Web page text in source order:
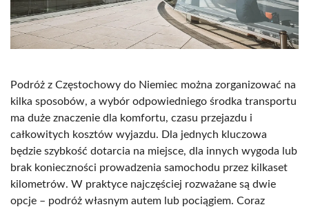
Podróż z Częstochowy do Niemiec można zorganizować na
kilka sposobów, a wybór odpowiedniego środka transportu
ma duże znaczenie dla komfortu, czasu przejazdu i
całkowitych kosztów wyjazdu. Dla jednych kluczowa
będzie szybkość dotarcia na miejsce, dla innych wygoda lub
brak konieczności prowadzenia samochodu przez kilkaset
kilometrów. W praktyce najczęściej rozważane są dwie
opcje – podróż własnym autem lub pociągiem. Coraz